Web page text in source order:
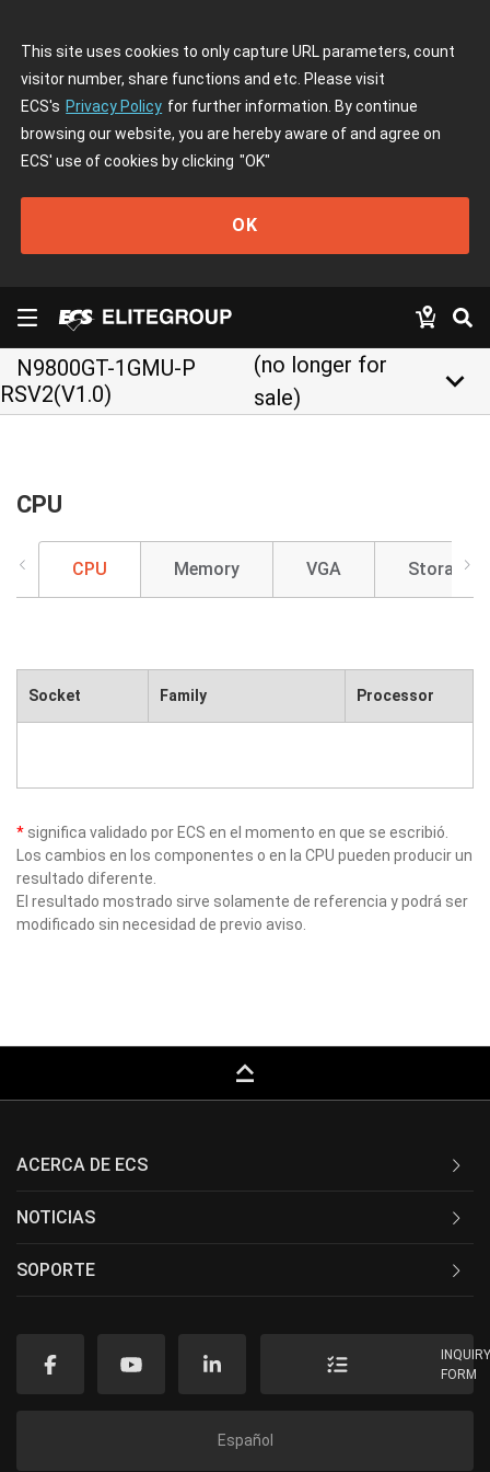
This site uses cookies to only capture URL parameters, count
visitor number, share functions and etc. Please visit
ECS's Privacy Policy for further information. By continue
browsing our website, you are hereby aware of and agree on
ECS' use of cookies by clicking "OK"
OK
N9800GT-1GMU-P
RSV2(V1.0)
(no longer for
sale)
keyboard_arrow_down
CPU
CPU Memory VGA Storage
Socket Family Processor
* significa validado por ECS en el momento en que se escribió.
Los cambios en los componentes o en la CPU pueden producir un
resultado diferente.
El resultado mostrado sirve solamente de referencia y podrá ser
modificado sin necesidad de previo aviso.
keyboard_capslock
ACERCA DE ECS
NOTICIAS
SOPORTE
FORM
Español